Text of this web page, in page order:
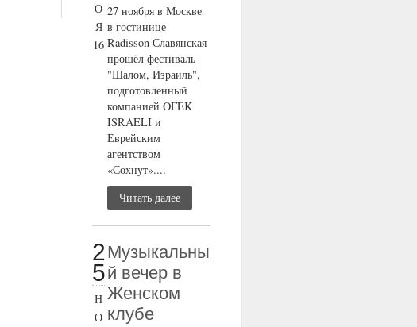
О
Я
16
27 ноября в Москве
в гостинице
Radisson Славянская
прошёл фестиваль
"Шалом, Израиль",
подготовленный
компанией OFEK
ISRAELI и
Еврейским
агентством
«Сохнут»....
Читать далее
2
5
Н
О
Музыкальны
й вечер в
Женском
клубе